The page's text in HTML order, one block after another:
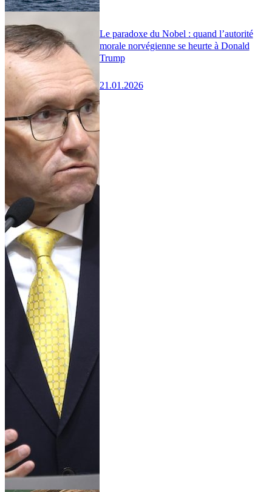
Le paradoxe du Nobel : quand l’autorité
morale norvégienne se heurte à Donald
Trump
21.01.2026